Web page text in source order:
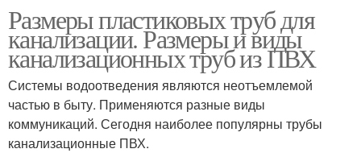
Размеры пластиковых труб для
канализации. Размеры и виды
канализационных труб из ПВХ
Системы водоотведения являются неотъемлемой
частью в быту. Применяются разные виды
коммуникаций. Сегодня наиболее популярны трубы
канализационные ПВХ.